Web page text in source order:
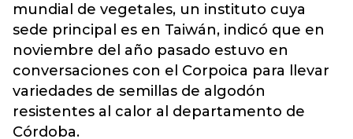
mundial de vegetales, un instituto cuya
sede principal es en Taiwán, indicó que en
noviembre del año pasado estuvo en
conversaciones con el Corpoica para llevar
variedades de semillas de algodón
resistentes al calor al departamento de
Córdoba.